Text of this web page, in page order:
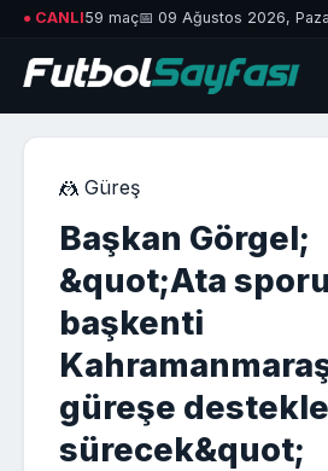
● CANLI59 maç📅 09 Ağustos 2026,
🤼 Güreş
Başkan Görgel;
&quot;Ata
başkenti
güreşe
sürecek&quot;